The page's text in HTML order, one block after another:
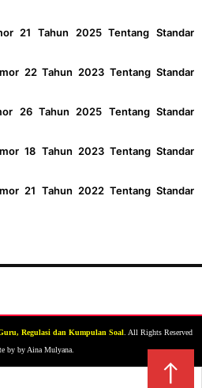
21 Tahun 2025 Tentang Standar
22 Tahun 2023 Tentang Standar
26 Tahun 2025 Tentang Standar
18 Tahun 2023 Tentang Standar
21 Tahun 2022 Tentang Standar
Regulasi dan Kumpulan Soal . All Rights Reserved
by by Aina Mulyana.
↑